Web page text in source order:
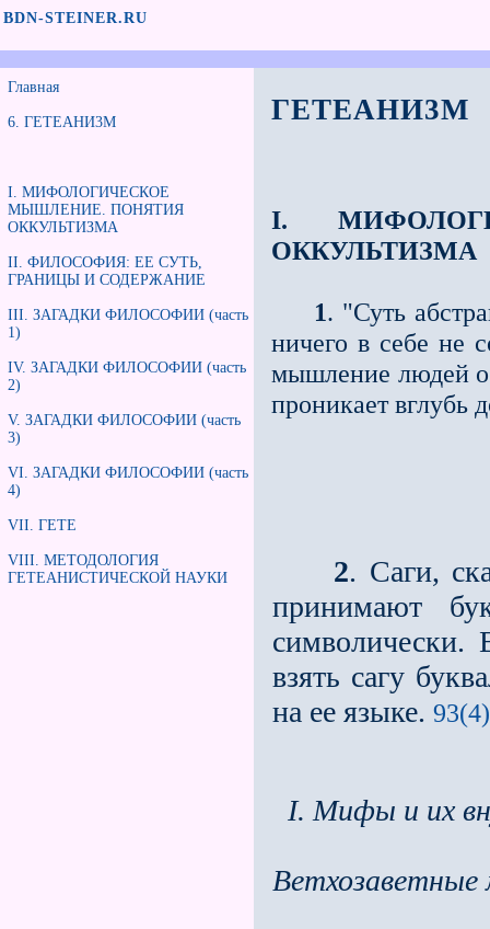
BDN-STEINER.RU
Главная
6. ГЕТЕАНИ3М
I. МИФОЛОГИЧЕСКОЕ
МЫШЛЕНИЕ. ПОНЯТИЯ
ОККУЛЬТИЗМА
II. ФИЛОСОФИЯ: ЕЕ СУТЬ,
ГРАНИЦЫ И СОДЕРЖАНИЕ
III. ЗАГАДКИ ФИЛОСОФИИ (часть
1)
IV. ЗАГАДКИ ФИЛОСОФИИ (часть
2)
V. ЗАГАДКИ ФИЛОСОФИИ (часть
3)
VI. ЗАГАДКИ ФИЛОСОФИИ (часть
4)
VII. ГЕТЕ
VIII. МЕТОДОЛОГИЯ
ГЕТЕАНИСТИЧЕСКОЙ НАУКИ
ГЕТЕАНИ3М
I.
ОККУЛЬТИЗМА
1. "Суть
ничего в себе не
мышление людей
проникает вглубь
2. Саги,
принимают
символически.
взять сагу
на ее языке. 93(4)
I. Мифы и их